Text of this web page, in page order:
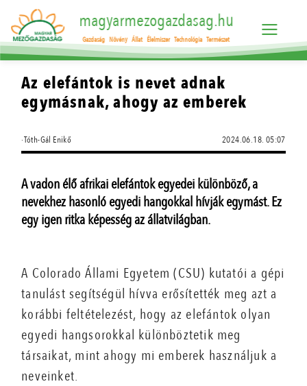
magyarmezogazdasag.hu
Gazdaság Növény Állat Élelmiszer Technológia Természet
Az elefántok is nevet adnak
egymásnak, ahogy az emberek
·Tóth-Gál Enikő 2024.06.18. 05:07
A vadon élő afrikai elefántok egyedei különböző, a
nevekhez hasonló egyedi hangokkal hívják egymást. Ez
egy igen ritka képesség az állatvilágban.
A Colorado Állami Egyetem (CSU) kutatói a gépi
tanulást segítségül hívva erősítették meg azt a
korábbi feltételezést, hogy az elefántok olyan
egyedi hangsorokkal különböztetik meg
társaikat, mint ahogy mi emberek használjuk a
neveinket.